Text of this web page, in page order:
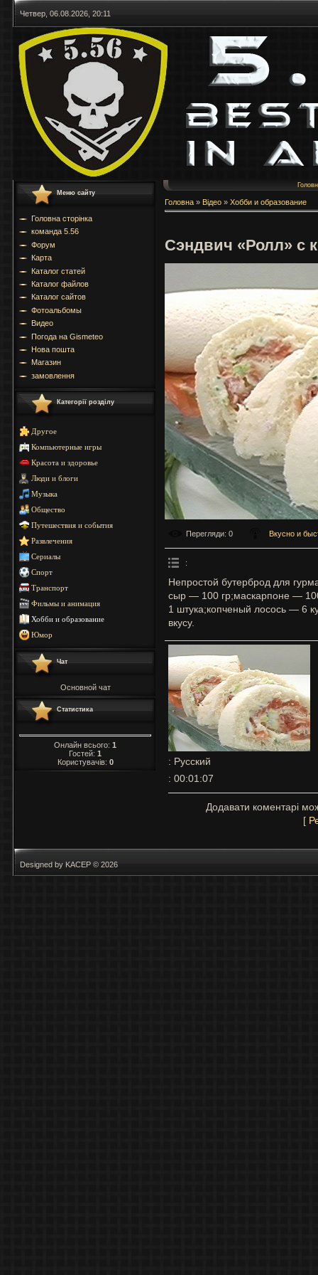
Четвер, 06.08.2026, 20:11
Меню сайту
Головна сторінка
команда 5.56
Форум
Карта
Каталог статей
Каталог файлов
Каталог сайтов
Фотоальбомы
Видео
Погода на Gismeteo
Нова пошта
Магазин
замовлення
Категорії розділу
Другое
Компьютерные игры
Красота и здоровье
Люди и блоги
Музыка
Общество
Путешествия и события
Развлечения
Сериалы
Спорт
Транспорт
Фильмы и анимация
Хобби и образование
Юмор
Чат
Основной чат
Статистика
Онлайн всього: 1
Гостей: 1
Користувачів: 0
Головна » Відео » Хобби и образование
Сэндвич «Ролл» с
Перегляди: 0 Вкусно и
:
Непростой бутерброд для
сыр — 100 гр;маскарпоне —
1 штука;копченый лосось — 6
вкусу.
: Русский
: 00:01:07
Додавати коментарі
[
Designed by KACEP © 2026